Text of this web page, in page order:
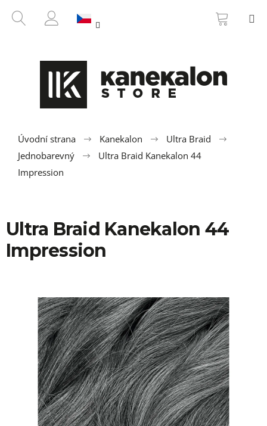
HLEDAT
PŘIHLÁŠENÍ
KOŠÍK
Úvodní strana Kanekalon
Ultra Braid
Jednobarevný
Ultra Braid Kanekalon 44
Impression
Ultra Braid Kanekalon 44
Impression
ZPĚT
ZPĚT
e
b
e
t
e
HLEDAT